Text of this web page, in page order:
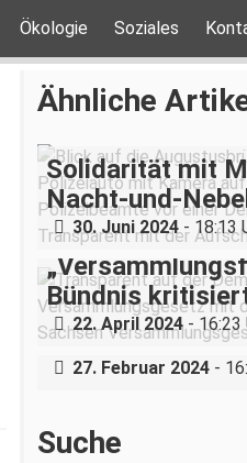
Ökologie Soziales
Ähnliche
Solidarität mit
Nacht-und-
30. Juni 2024- 18:13
Bündnis
22. April 2024- 16:23
Das
Conni e.V.
27. Februar 2024-
Suche